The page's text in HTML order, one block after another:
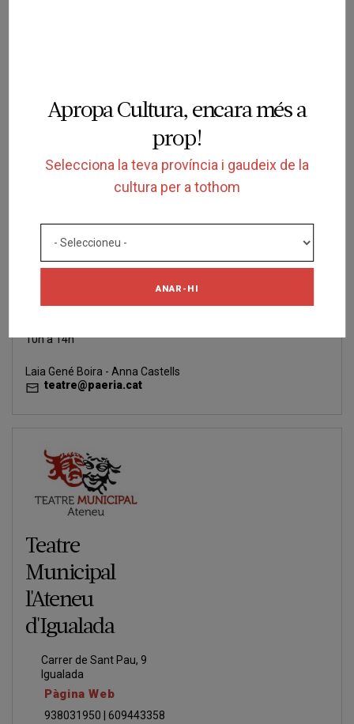
Teatre
Municipal de
Lluís Companys, s/n
10h a 14h
Laia Gené Boira - Anna Castells
teatre@paeria.cat
Teatre
Municipal
l'Ateneu
d'Igualada
Carrer de Sant Pau, 9
Igualada
Pàgina Web
938031950 | 609443358
Apropa Cultura, encara més a
prop!
Selecciona la teva província i gaudeix de la
cultura per a tothom
ANAR-HI